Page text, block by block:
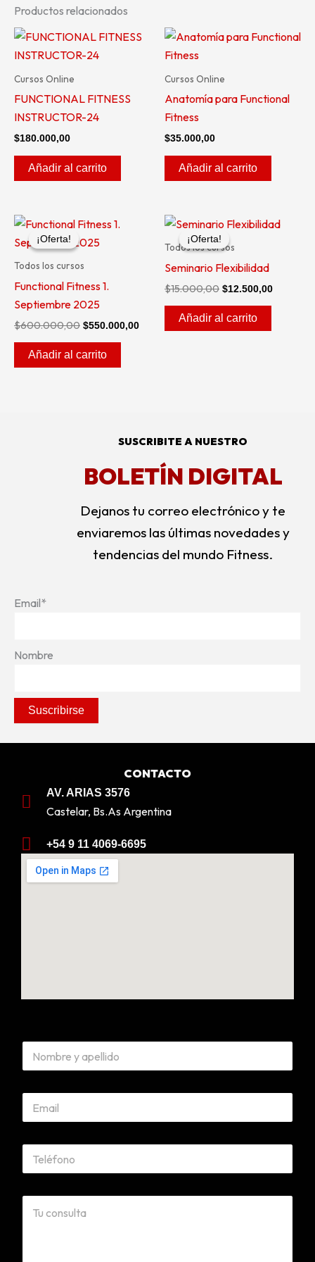
Productos relacionados
Cursos Online
FUNCTIONAL FITNESS
INSTRUCTOR-24
$180.000,00
Añadir al carrito
Cursos Online
Anatomía para Functional
Fitness
$35.000,00
Añadir al carrito
¡Oferta!
¡Oferta!
Todos los cursos
Functional Fitness 1.
Septiembre 2025
$600.000,00
El
original
$600.000,00.
$550.000,00
actual
$550.000,00.
Añadir al carrito
¡Oferta!
¡Oferta!
Todos los cursos
Seminario Flexibilidad
$15.000,00
El
original
$15.000,00.
$12.500,00
El
Añadir al carrito
SUSCRIBITE A NUESTRO
BOLETÍN DIGITAL
Dejanos tu correo electrónico y te
enviaremos las últimas novedades y
tendencias del mundo Fitness.
Email*
Nombre
CONTACTO
AV. ARIAS 3576
Castelar, Bs.As Argentina
+54 9 11 4069-6695